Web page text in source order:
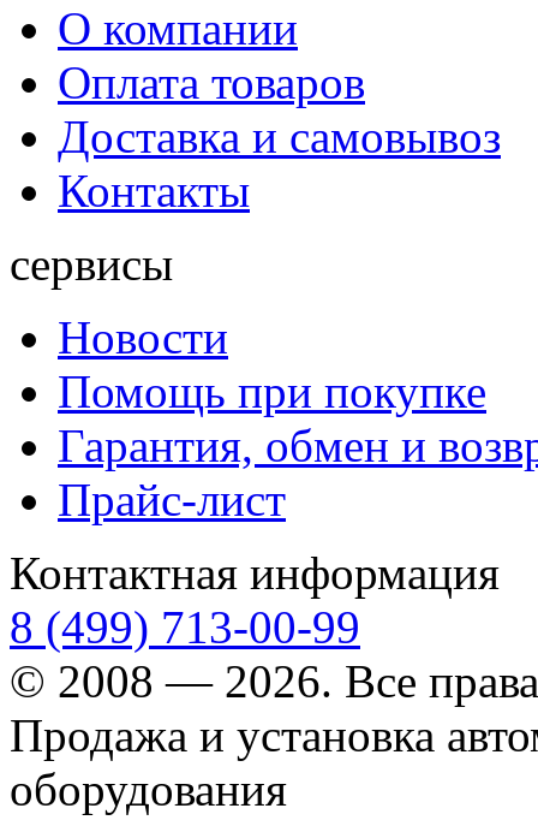
О компании
Оплата товаров
Доставка и самовывоз
Контакты
сервисы
Новости
Помощь при покупке
Гарантия, обмен и
Прайс-лист
Контактная информация
8 (499) 713-00-99
© 2008 — 2026. Все
Продажа и установка
оборудования